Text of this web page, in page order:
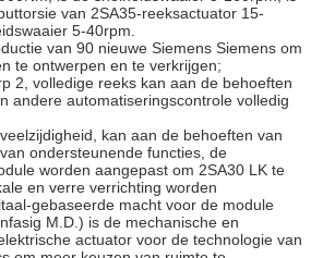
van 2SA35-reeksactuator 15-
5-40rpm.
van 90 nieuwe Siemens Siemens om
te ontwerpen en te verkrijgen;
2, volledige reeks kan aan de behoeften
andere automatiseringscontrole volledig
kan aan de behoeften van
ondersteunende functies, de
worden aangepast om 2SA30 LK te
en verre verrichting worden
gebaseerde macht voor de module
M.D.) is de mechanische en
actuator voor de technologie van